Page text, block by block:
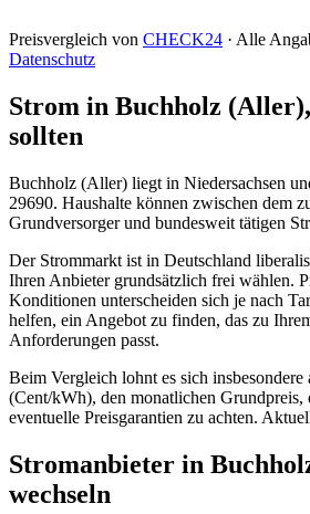
Preisvergleich von CHECK24 · Alle
Datenschutz
Strom in Buchholz (Aller),
sollten
Buchholz (Aller) liegt in Niedersachsen
29690. Haushalte können zwischen dem
Grundversorger und bundesweit tätigen
Der Strommarkt ist in Deutschland
Ihren Anbieter grundsätzlich frei wählen.
Konditionen unterscheiden sich je nach
helfen, ein Angebot zu finden, das zu
Anforderungen passt.
Beim Vergleich lohnt es sich insbesondere
(Cent/kWh), den monatlichen Grundpreis,
eventuelle Preisgarantien zu achten.
Stromanbieter in
wechseln